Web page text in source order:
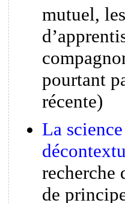
mutuel,
pourtant
récente)
La
recherche
de